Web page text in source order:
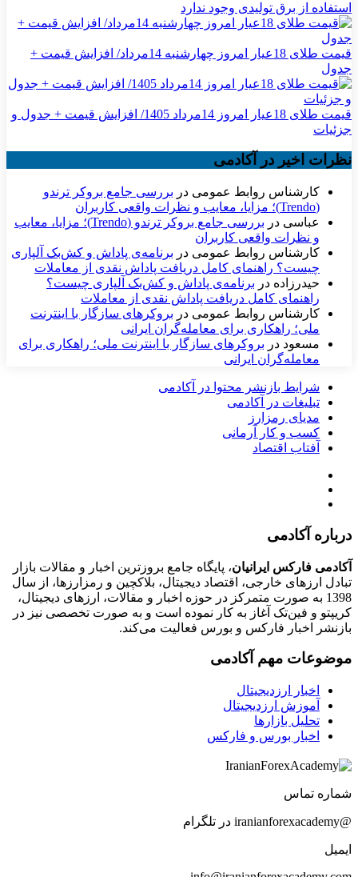
استفاده از برق تولیدی وجود ندارد
قیمت طلای 18عیار امروز چهارشنبه 14مرداد/ افزایش قیمت +
جدول
قیمت طلای 18عیار امروز 14مرداد 1405/ افزایش قیمت + جدول و
جزئیات
نظرات اخیر در آکادمی
کارشناس روابط عمومی در بررسی جامع بروکر ترندو
(Trendo)؛ مزایا، معایب و نظرات واقعی کاربران
عباسی در
بررسی جامع بروکر ترندو (Trendo)؛ مزایا، معایب
و نظرات واقعی کاربران
کارشناس روابط عمومی در برنامه‌ی پاداش و کش‌بک آلپاری
چیست؟ راهنمای کامل دریافت پاداش نقدی از معاملات
حیدرزاده در برنامه‌ی پاداش و کش‌بک آلپاری چیست؟
راهنمای کامل دریافت پاداش نقدی از معاملات
کارشناس روابط عمومی در بروکرهای سازگار با اینترنت
ملی؛ راهکاری برای معامله‌گران ایرانی
مسعود در بروکرهای سازگار با اینترنت ملی؛ راهکاری برای
معامله‌گران ایرانی
شرایط بازنشر محتوا در آکادمی
تبلیغات در آکادمی
مدیای رمزارز
کسب و کار آرمانی
آفتاب اقتصاد
درباره آکادمی
آکادمی فارکس ایرانیان، پایگاه جامع بروزترین اخبار و مقالات بازار
تبادل ارزهای خارجی، اقتصاد دیجیتال، بلاکچین و رمزارزها، از سال
1398 به صورت متمرکز در حوزه اخبار و مقالات، ارزهای‌ دیجیتال،
کریپتو و فین‌تک آغاز به کار نموده است و به صورت تخصصی نیز در
بازنشر اخبار فارکس و بورس فعالیت می‌کند.
موضوعات مهم آکادمی
اخبار ارزدیجیتال
آموزش ارزدیجیتال
تحلیل بازارها
اخبار بورس و فارکس
شماره تماس
@iranianforexacademy در تلگرام
ایمیل